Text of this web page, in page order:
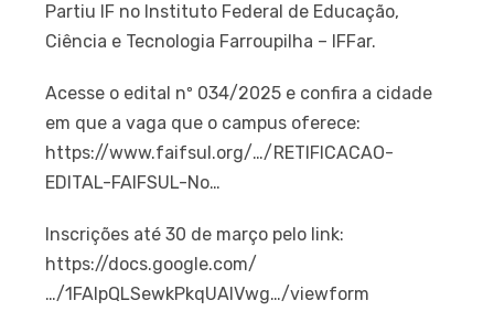
Partiu IF no Instituto Federal de Educação,
Ciência e Tecnologia Farroupilha – IFFar.
Acesse o edital nº 034/2025 e confira a cidade
em que a vaga que o campus oferece:
https://www.faifsul.org/…/RETIFICACAO-
EDITAL-FAIFSUL-No…
Inscrições até 30 de março pelo link:
https://docs.google.com/
…/1FAIpQLSewkPkqUAlVwg…/viewform